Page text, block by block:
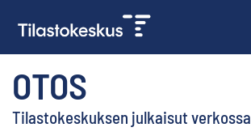
OTOS
Tilastokeskuksen julkaisut verkossa